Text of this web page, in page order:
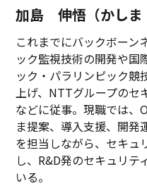
加島 伸悟（かしま
これまでにバックボーン
ック監視技術の開発や国
ック・パラリンピック競
上げ、NTTグループのセ
などに従事。現職では、
ま提案、導入支援、開発
を担当しながら、セキュ
し、R&D発のセキュリテ
いる。